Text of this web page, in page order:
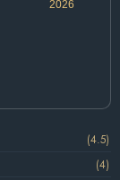
2026
(4.5)
(4)